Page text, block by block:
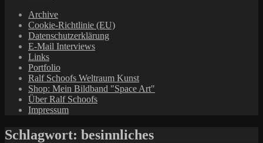
Archive
Cookie-Richtlinie (EU)
Datenschutzerklärung
E-Mail Interviews
Links
Portfolio
Ralf Schoofs Weltraum Kunst
Shop: Mein Bildband "Space Art"
Über Ralf Schoofs
Impressum
Schlagwort: besinnliches